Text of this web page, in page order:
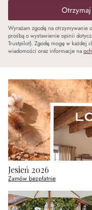
Wyrażam zgodę na otrzymywanie
prośbą o wystawienie opinii
Trustpilot). Zgodę mogę w każdej
wiadomości oraz informacje na
Jesień 2026
Zamów bezpłatnie